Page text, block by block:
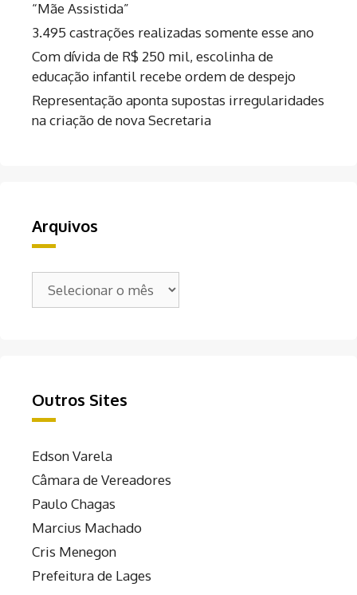
“Mãe Assistida”
3.495 castrações realizadas somente esse ano
Com dívida de R$ 250 mil, escolinha de
educação infantil recebe ordem de despejo
Representação aponta supostas irregularidades
na criação de nova Secretaria
Arquivos
Outros Sites
Edson Varela
Câmara de Vereadores
Paulo Chagas
Marcius Machado
Cris Menegon
Prefeitura de Lages